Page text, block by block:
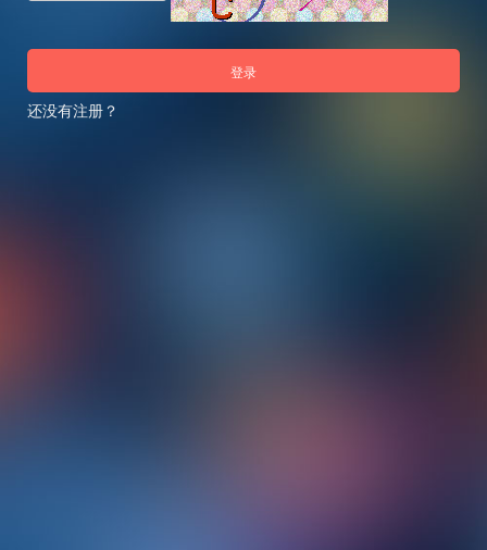
登录
还没有注册？